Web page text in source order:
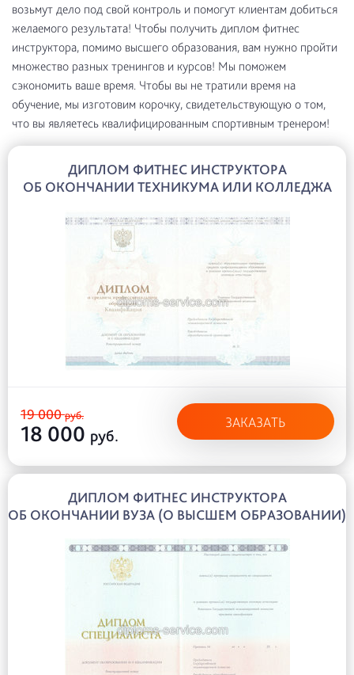
возьмут дело под свой контроль и помогут клиентам добиться
желаемого результата! Чтобы получить диплом фитнес
инструктора, помимо высшего образования, вам нужно пройти
множество разных тренингов и курсов! Мы поможем
сэкономить ваше время. Чтобы вы не тратили время на
обучение, мы изготовим корочку, свидетельствующую о том,
что вы являетесь квалифицированным спортивным тренером!
ДИПЛОМ ФИТНЕС ИНСТРУКТОРА
ОБ ОКОНЧАНИИ ТЕХНИКУМА ИЛИ КОЛЛЕДЖА
19 000руб.
18 000 руб.
ЗАКАЗАТЬ
ДИПЛОМ ФИТНЕС ИНСТРУКТОРА
ОБ ОКОНЧАНИИ ВУЗА (О ВЫСШЕМ ОБРАЗОВАНИИ)